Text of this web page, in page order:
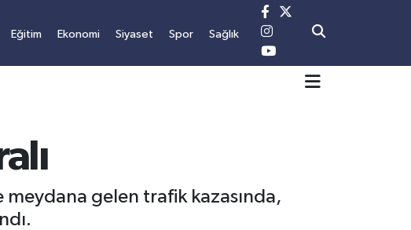
Eğitim Ekonomi Siyaset Spor Sağlık
meydana gelen trafik kazasında,